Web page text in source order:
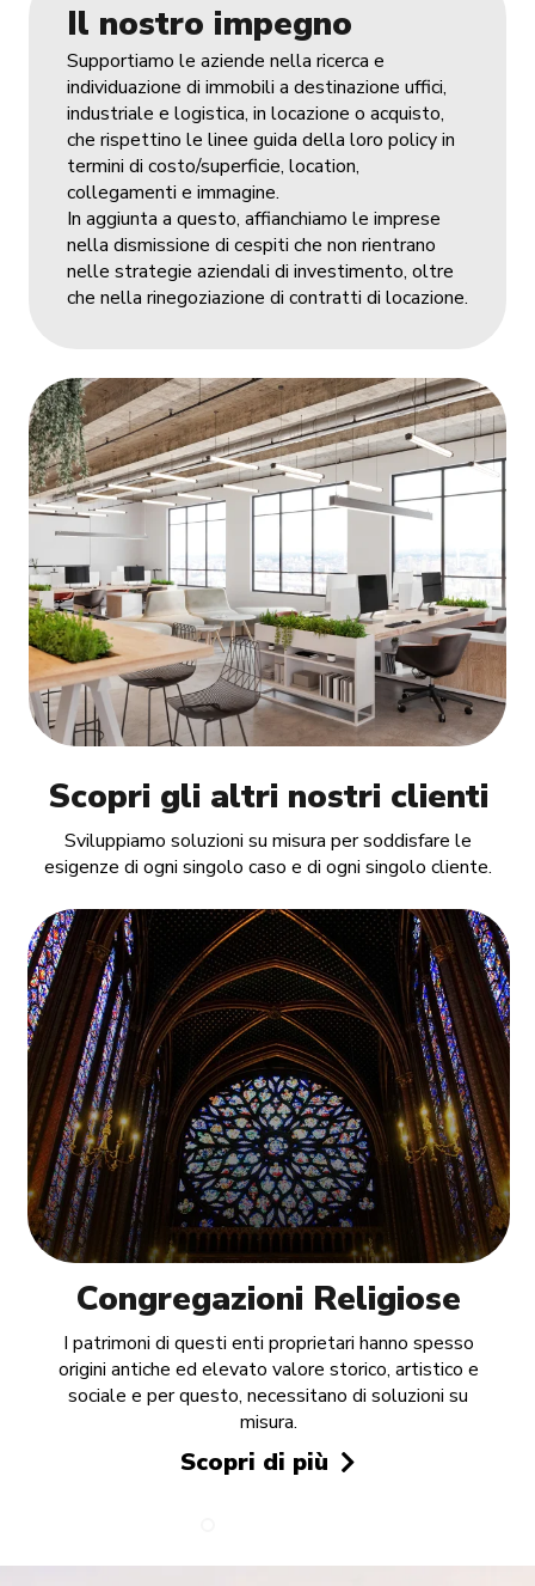
Il nostro impegno
Supportiamo le aziende nella ricerca e
individuazione di immobili a destinazione uffici,
industriale e logistica, in locazione o acquisto,
che rispettino le linee guida della loro policy in
termini di costo/superficie, location,
collegamenti e immagine.
In aggiunta a questo, affianchiamo le imprese
nella dismissione di cespiti che non rientrano
nelle strategie aziendali di investimento, oltre
che nella rinegoziazione di contratti di locazione.
Scopri gli altri nostri clienti
Sviluppiamo soluzioni su misura per soddisfare le
esigenze di ogni singolo caso e di ogni singolo cliente.
Congregazioni Religiose
I patrimoni di questi enti proprietari hanno spesso
origini antiche ed elevato valore storico, artistico e
sociale e per questo, necessitano di soluzioni su
misura.
Scopri di più